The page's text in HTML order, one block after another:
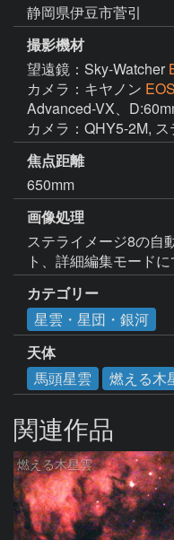
静岡県伊豆市菅引
撮影機材
望遠鏡：Sky-Watcher
カメラ：キヤノン
Advanced-VX、
カメラ：QHY5-2M, ス
焦点距離
650mm
画像処理
ステライメージ8の自
ト、詳細編集モード
カテゴリー
星雲・星団・銀河
天体
馬頭星雲
燃える木
関連作品
燃える木星雲